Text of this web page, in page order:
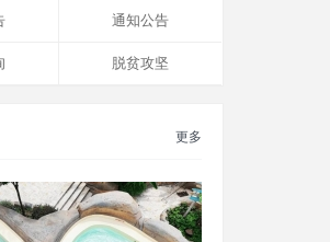
通知公告
脱贫攻坚
更多